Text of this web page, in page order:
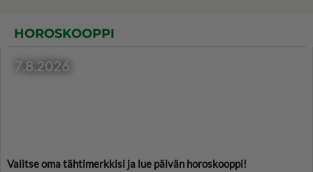
HOROSKOOPPI
7.8.2026
Valitse oma tähtimerkkisi ja lue päivän horoskooppi!